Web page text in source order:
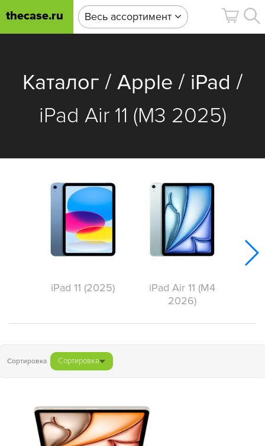
thecase.ru Весь ассортимент
Каталог / Apple / iPad /
iPad Air 11 (M3 2025)
iPad 11 (2025)
iPad Air 11 (M4
2026)
Сортировка Сортировка